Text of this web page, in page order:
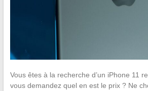
Vous êtes à la recherche d’un iPhone 11
vous demandez quel en est le prix ? Ne